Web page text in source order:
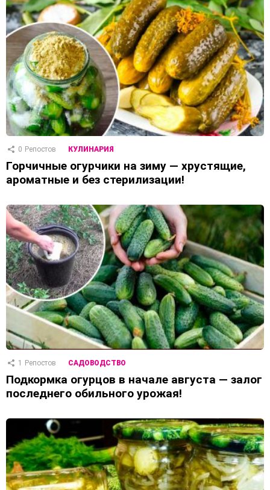
0 Репостов КУЛИНАРИЯ
Горчичные огурчики на зиму — хрустящие,
ароматные и без стерилизации!
1 Репостов САДОВОДСТВО
Подкормка огурцов в начале августа — залог
последнего обильного урожая!